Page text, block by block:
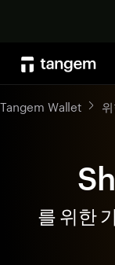
Tangem Wallet
를 위한